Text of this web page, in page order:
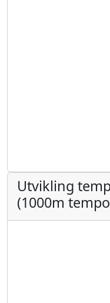
Utvikling
(1000m